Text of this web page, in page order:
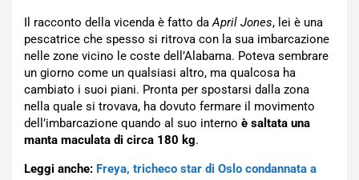
Il racconto della vicenda è fatto daApril Jones, lei è una
pescatrice che spesso si ritrova con la sua imbarcazione
nelle zone vicino le coste dell’Alabama. Poteva sembrare
un giorno come un qualsiasi altro, ma qualcosa ha
cambiato i suoi piani. Pronta per spostarsi dalla zona
nella quale si trovava, ha dovuto fermare il movimento
dell’imbarcazione quando al suo interno è saltata una
manta maculata di circa 180 kg.
Leggi anche: Freya, tricheco star di Oslo condannata a